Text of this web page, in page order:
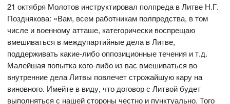
21 октября Молотов инструктировал полпреда в Литве Н.Г.
Позднякова: «Вам, всем работникам полпредства, в том
числе и военному атташе, категорически воспрещаю
вмешиваться в междупартийные дела в Литве,
поддерживать какие-либо оппозиционные течения и т.д.
Малейшая попытка кого-либо из вас вмешиваться во
внутренние дела Литвы повлечет строжайшую кару на
виновного. Имейте в виду, что договор с Литвой будет
выполняться с нашей стороны честно и пунктуально. Того